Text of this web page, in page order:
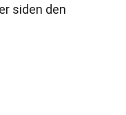
siden den